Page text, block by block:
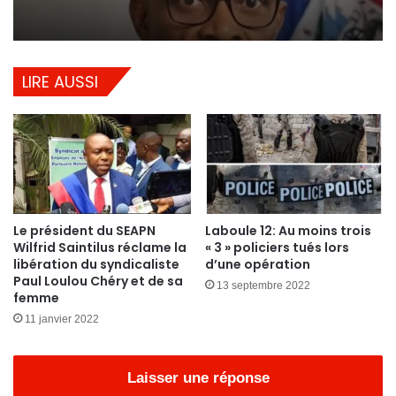
LIRE AUSSI
Le président du SEAPN
Wilfrid Saintilus réclame la
libération du syndicaliste
Paul Loulou Chéry et de sa
femme
11 janvier 2022
Laboule 12: Au moins trois
« 3 » policiers tués lors
d’une opération
13 septembre 2022
Laisser une réponse